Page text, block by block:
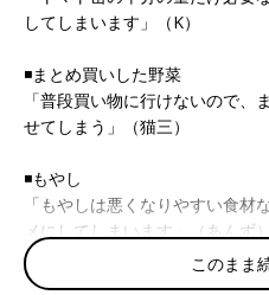
してしまいます」（K）
◾️まとめ買いした野菜
「普段買い物に行けないので、
せてしまう」（猫三）
◾️もやし
「もやしは悪くなりやすい食
メにしてしまいます」（あんず）
◾️もう１品の惣菜
このまま